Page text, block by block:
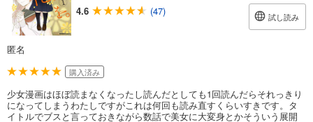
4.6
(47) 試し読み
匿名
購入済み
少女漫画はほぼ読まなくなったし読んだとしても1回読んだらそれっきり
になってしまうわたしですがこれは何回も読み直すくらいすきです。タ
イトルでブスと言っておきながら数話で美女に大変身とかそういう展開